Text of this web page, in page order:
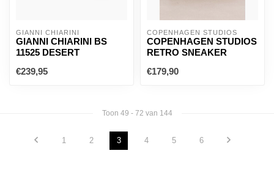
GIANNI CHIARINI
GIANNI CHIARINI BS
11525 DESERT
€239,95
COPENHAGEN STUDIOS
COPENHAGEN STUDIOS
RETRO SNEAKER
€179,90
Toon 49 - 72 van 144
1 2 3 4 5 6